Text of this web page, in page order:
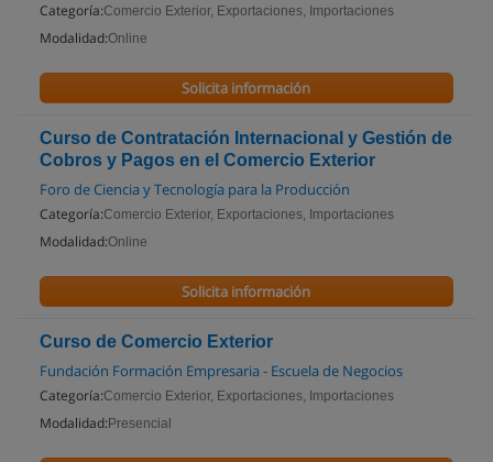
Categoría:Comercio Exterior, Exportaciones, Importaciones
Modalidad:Online
Solicita información
Curso de Contratación Internacional y Gestión de
Cobros y Pagos en el Comercio Exterior
Foro de Ciencia y Tecnología para la Producción
Categoría:Comercio Exterior, Exportaciones, Importaciones
Modalidad:Online
Solicita información
Curso de Comercio Exterior
Fundación Formación Empresaria - Escuela de Negocios
Categoría:Comercio Exterior, Exportaciones, Importaciones
Modalidad: Presencial